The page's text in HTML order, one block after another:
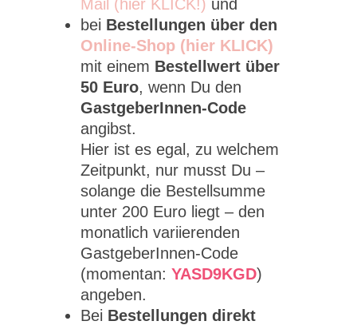
Mail (hier KLICK!) und
bei Bestellungen über den
Online-Shop (hier KLICK)
mit einem Bestellwert über
50 Euro, wenn Du den
GastgeberInnen-Code
angibst.
Hier ist es egal, zu welchem
Zeitpunkt, nur musst Du –
solange die Bestellsumme
unter 200 Euro liegt – den
monatlich variierenden
GastgeberInnen-Code
(momentan: YASD9KGD)
angeben.
Bei Bestellungen direkt